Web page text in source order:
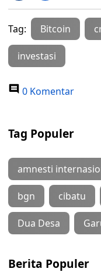
Tag: Bitcoin
investasi
0 Komentar
Tag Populer
amnesti
bgn cibatu
Dua Desa
Berita Populer